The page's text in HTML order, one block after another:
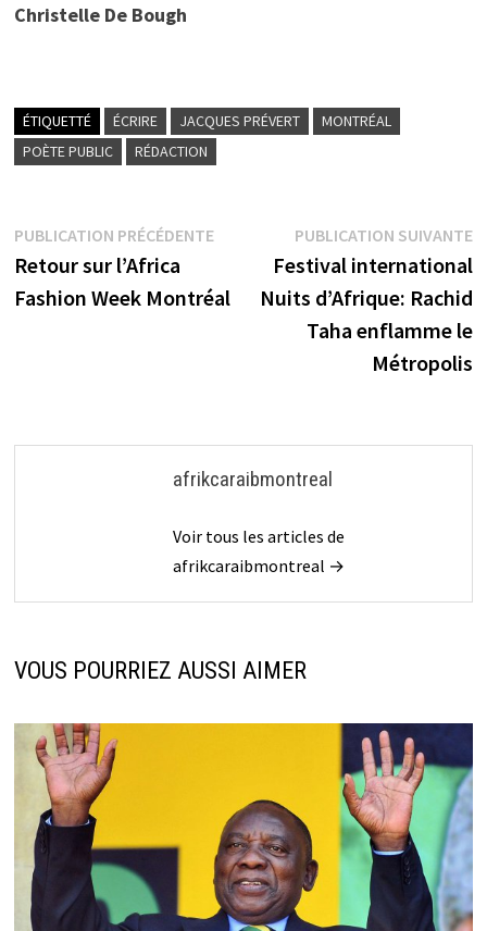
Christelle De Bough
ÉTIQUETTÉ ÉCRIRE JACQUES PRÉVERT
MONTRÉAL
POÈTE PUBLIC
RÉDACTION
Navigation
de
PUBLICATION PRÉCÉDENTEPublication
précédente :
Retour sur l’Africa
Fashion Week Montréal
PUBLICATION SUIVANTE
Festival international
Nuits d’Afrique: Rachid
Taha enflamme le
Métropolis
afrikcaraibmontreal
Voir tous les articles de
afrikcaraibmontreal →
VOUS POURRIEZ AUSSI AIMER